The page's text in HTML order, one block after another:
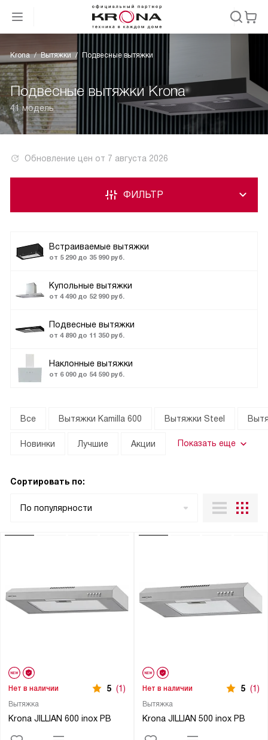
Krona Вытяжки Подвесные вытяжки
Подвесные вытяжки Krona
41 модель
Обновление цен от 7 августа 2026
Встраиваемые вытяжки
от 5 290 до 35 990 руб.
Купольные вытяжки
от 4 490 до 52 990 руб.
Подвесные вытяжки
от 4 890 до 11 350 руб.
Наклонные вытяжки
от 6 090 до 54 590 руб.
ФИЛЬТР
Все Вытяжки Kamilla 600 Вытяжки Steel
Новинки Лучшие Акции Показать еще
Сортировать по:
По популярности
Вытяжка
Krona JILLIAN 600 inox PB
Нет в наличии 5 (1)
Вытяжка
Krona JILLIAN 500 inox PB
Нет в наличии 5 (1)